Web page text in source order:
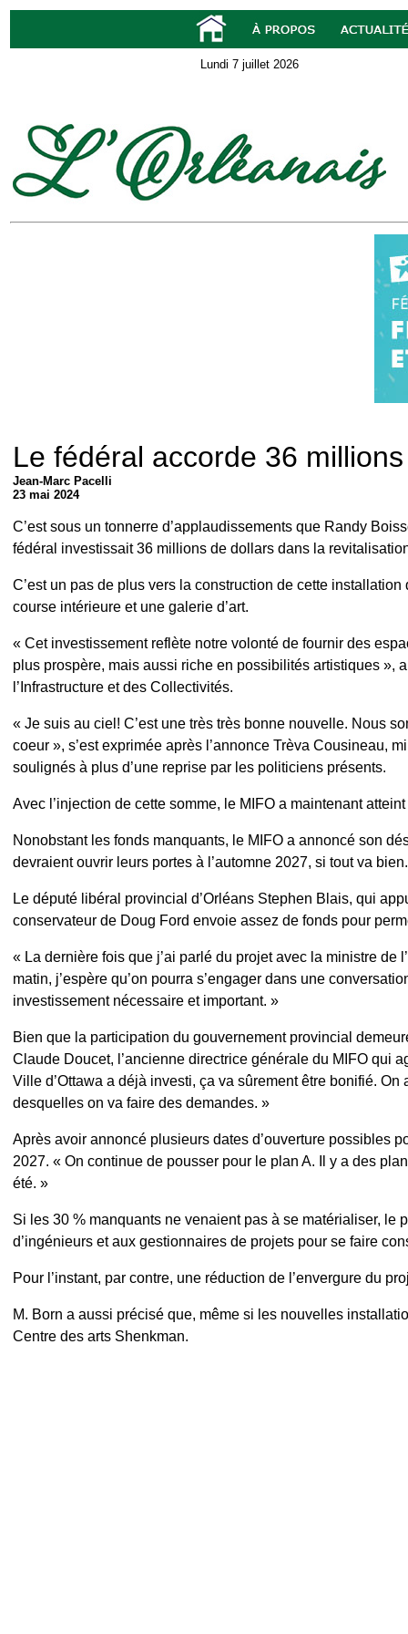
Lundi 7 juillet 2026
Le fédéral accorde 36
Jean-Marc Pacelli
23 mai 2024
C’est sous un tonnerre d’applaudissements que Randy
fédéral investissait 36 millions de dollars dans la
C’est un pas de plus vers la construction de cette
course intérieure et une galerie d’art.
« Cet investissement reflète notre volonté de fournir des
plus prospère, mais aussi riche en possibilités artistiques »,
l’Infrastructure et des Collectivités.
« Je suis au ciel! C’est une très très bonne nouvelle. Nous
coeur », s’est exprimée après l’annonce Trèva Cousineau,
soulignés à plus d’une reprise par les politiciens présents.
Avec l’injection de cette somme, le MIFO a maintenant
Nonobstant les fonds manquants, le MIFO a annoncé son
devraient ouvrir leurs portes à l’automne 2027, si tout va bien.
Le député libéral provincial d’Orléans Stephen Blais, qui
conservateur de Doug Ford envoie assez de fonds pour
« La dernière fois que j’ai parlé du projet avec la ministre de
matin, j’espère qu’on pourra s’engager dans une
investissement nécessaire et important. »
Bien que la participation du gouvernement provincial
Claude Doucet, l’ancienne directrice générale du MIFO qui
Ville d’Ottawa a déjà investi, ça va sûrement être bonifié.
desquelles on va faire des demandes. »
Après avoir annoncé plusieurs dates d’ouverture possibles
2027. « On continue de pousser pour le plan A. Il y a des
été. »
Si les 30 % manquants ne venaient pas à se matérialiser, le
d’ingénieurs et aux gestionnaires de projets pour se faire
Pour l’instant, par contre, une réduction de l’envergure du
M. Born a aussi précisé que, même si les nouvelles
Centre des arts Shenkman.